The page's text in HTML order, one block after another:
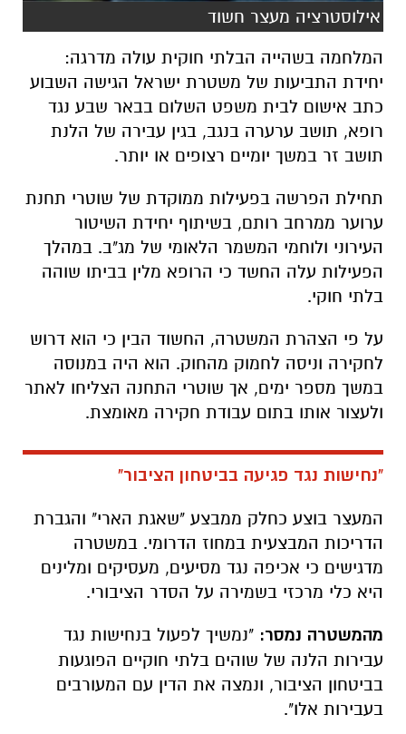
אילוסטרציה מעצר חשוד
המלחמה בשהייה הבלתי חוקית עולה מדרגה:
יחידת התביעות של משטרת ישראל הגישה השבוע
כתב אישום לבית משפט השלום בבאר שבע נגד
רופא, תושב ערערה בנגב, בגין עבירה של הלנת
תושב זר במשך יומיים רצופים או יותר.
תחילת הפרשה בפעילות ממוקדת של שוטרי תחנת
ערוער ממרחב רותם, בשיתוף יחידת השיטור
העירוני ולוחמי המשמר הלאומי של מג"ב. במהלך
הפעילות עלה החשד כי הרופא מלין בביתו שוהה
בלתי חוקי.
על פי הצהרת המשטרה, החשוד הבין כי הוא דרוש
לחקירה וניסה לחמוק מהחוק. הוא היה במנוסה
במשך מספר ימים, אך שוטרי התחנה הצליחו לאתר
ולעצור אותו בתום עבודת חקירה מאומצת.
"נחישות נגד פגיעה בביטחון הציבור"
המעצר בוצע כחלק ממבצע "שאגת הארי" והגברת
הדריכות המבצעית במחוז הדרומי. במשטרה
מדגישים כי אכיפה נגד מסיעים, מעסיקים ומלינים
היא כלי מרכזי בשמירה על הסדר הציבורי.
מהמשטרה נמסר: "נמשיך לפעול בנחישות נגד
עבירות הלנה של שוהים בלתי חוקיים הפוגעות
בביטחון הציבור, ונמצה את הדין עם המעורבים
בעבירות אלו".